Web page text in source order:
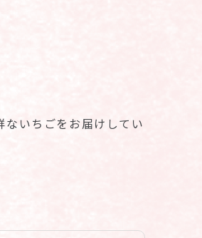
いちごをお届けしてい